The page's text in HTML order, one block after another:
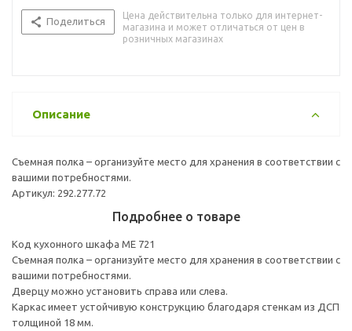
Поделиться
Цена действительна только для интернет-
магазина и может отличаться от цен в
розничных магазинах
Описание
Съемная полка – организуйте место для хранения в соответствии с
вашими потребностями.
Артикул: 292.277.72
Подробнее о товаре
Код кухонного шкафа ME 721
Съемная полка – организуйте место для хранения в соответствии с
вашими потребностями.
Дверцу можно установить справа или слева.
Каркас имеет устойчивую конструкцию благодаря стенкам из ДСП
толщиной 18 мм.